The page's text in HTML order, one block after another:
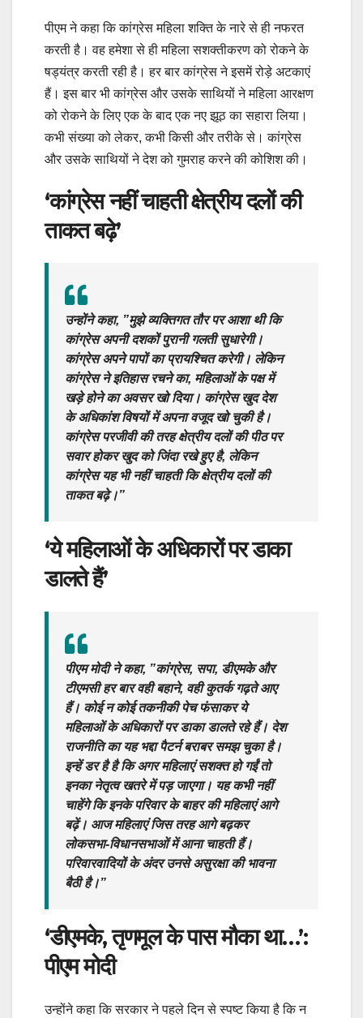
पीएम ने कहा कि कांग्रेस महिला शक्ति के नारे से ही नफरत
करती है। वह हमेशा से ही महिला सशक्तीकरण को रोकने के
षड्यंत्र करती रही है। हर बार कांग्रेस ने इसमें रोड़े अटकाएं
हैं। इस बार भी कांग्रेस और उसके साथियों ने महिला आरक्षण
को रोकने के लिए एक के बाद एक नए झूठ का सहारा लिया।
कभी संख्या को लेकर, कभी किसी और तरीके से। कांग्रेस
और उसके साथियों ने देश को गुमराह करने की कोशिश की।
‘कांग्रेस नहीं चाहती क्षेत्रीय दलों की
ताकत बढ़े’
उन्होंने कहा, ”मुझे व्यक्तिगत तौर पर आशा थी कि
कांग्रेस अपनी दशकों पुरानी गलती सुधारेगी।
कांग्रेस अपने पापों का प्रायश्चित करेगी। लेकिन
कांग्रेस ने इतिहास रचने का, महिलाओं के पक्ष में
खड़े होने का अवसर खो दिया। कांग्रेस खुद देश
के अधिकांश विषयों में अपना वजूद खो चुकी है।
कांग्रेस परजीवी की तरह क्षेत्रीय दलों की पीठ पर
सवार होकर खुद को जिंदा रखे हुए है, लेकिन
कांग्रेस यह भी नहीं चाहती कि क्षेत्रीय दलों की
ताकत बढ़े।”
‘ये महिलाओं के अधिकारों पर डाका
डालते हैं’
पीएम मोदी ने कहा, ”कांग्रेस, सपा, डीएमके और
टीएमसी हर बार वही बहाने, वही कुतर्क गढ़ते आए
हैं। कोई न कोई तकनीकी पेच फंसाकर ये
महिलाओं के अधिकारों पर डाका डालते रहे हैं। देश
राजनीति का यह भद्दा पैटर्न बराबर समझ चुका है।
इन्हें डर है है कि अगर महिलाएं सशक्त हो गईं तो
इनका नेतृत्व खतरे में पड़ जाएगा। यह कभी नहीं
चाहेंगे कि इनके परिवार के बाहर की महिलाएं आगे
बढ़ें। आज महिलाएं जिस तरह आगे बढ़कर
लोकसभा-विधानसभाओं में आना चाहती हैं।
परिवारवादियों के अंदर उनसे असुरक्षा की भावना
बैठी है।”
‘डीएमके, तृणमूल के पास मौका था…’:
पीएम मोदी
उन्होंने कहा कि सरकार ने पहले दिन से स्पष्ट किया है कि न